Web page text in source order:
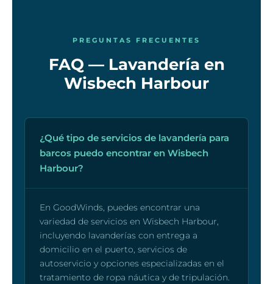
PREGUNTAS FRECUENTES
FAQ — Lavandería en
Wisbech Harbour
¿Qué tipo de servicios de lavandería para
barcos puedo encontrar en Wisbech
Harbour?
En GoodWinds, puedes encontrar una
variedad de servicios en Wisbech Harbour,
incluyendo lavanderías con entrega a
domicilio en el puerto, servicios de
autoservicio y opciones especializadas en el
tratamiento de ropa náutica y de tripulación.